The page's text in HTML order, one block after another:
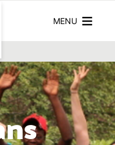
MENU